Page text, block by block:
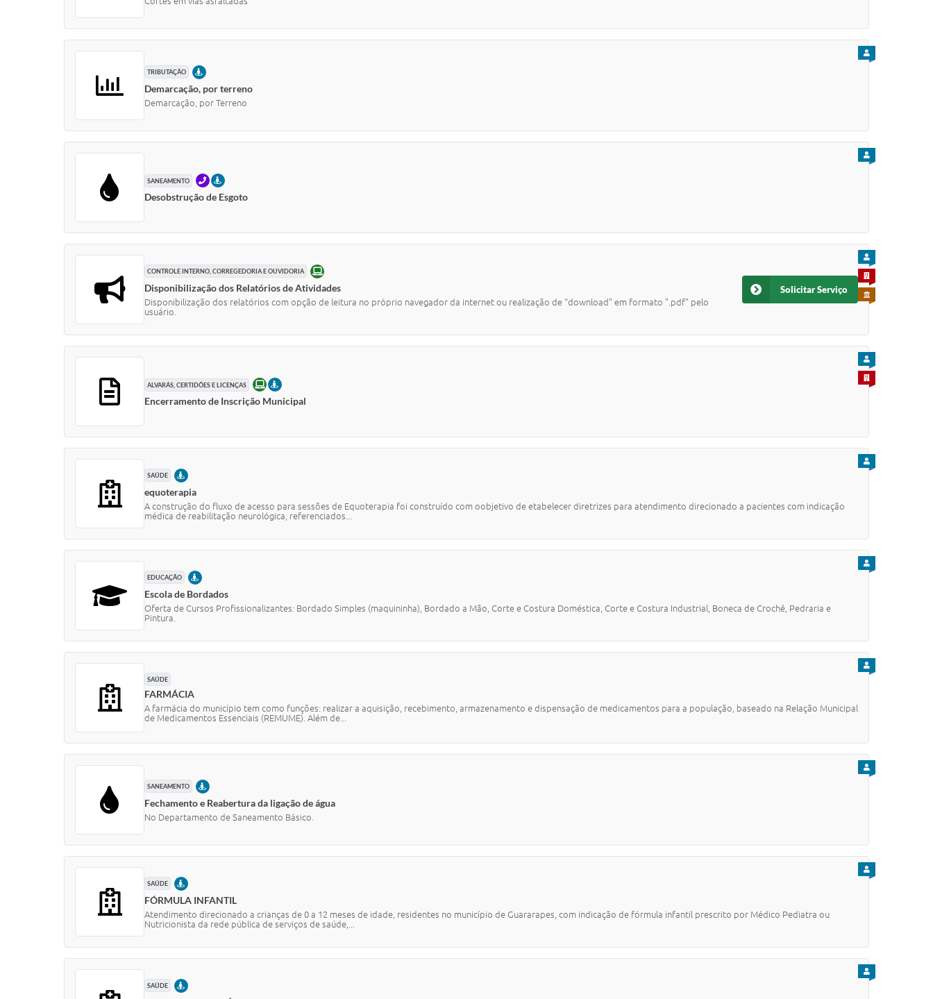
TRIBUTAÇÃO PRESENCIAL
Demarcação, por terreno
Demarcação, por Terreno
PARA CIDADÃO
SANEAMENTO TELEFONEPRESENCIAL
Desobstrução de Esgoto
PARA CIDADÃO
CONTROLE INTERNO, CORREGEDORIA E OUVIDORIA ONLINE
Disponibilização dos Relatórios de Atividades
Disponibilização dos relatórios com opção de leitura no próprio navegador da internet ou realização de “download” em formato ".pdf" pelo
usuário.
PARA CIDADÃO
PARA EMPRESA
PARA SERVIDOR
Solicitar Serviço
ALVARÁS, CERTIDÕES E LICENÇAS ONLINEPRESENCIAL
Encerramento de Inscrição Municipal
PARA CIDADÃO
PARA EMPRESA
SAÚDE PRESENCIAL
equoterapia
A construção do fluxo de acesso para sessões de Equoterapia foi construído com oobjetivo de etabelecer diretrizes para atendimento direcionado a pacientes com indicação
médica de reabilitação neurológica, referenciados...
PARA CIDADÃO
EDUCAÇÃO PRESENCIAL
Escola de Bordados
Oferta de Cursos Profissionalizantes: Bordado Simples (maquininha), Bordado a Mão, Corte e Costura Doméstica, Corte e Costura Industrial, Boneca de Crochê, Pedraria e
Pintura.
PARA CIDADÃO
SAÚDE
FARMÁCIA
A farmácia do município tem como funções: realizar a aquisição, recebimento, armazenamento e dispensação de medicamentos para a população, baseado na Relação Municipal
de Medicamentos Essenciais (REMUME). Além de...
PARA CIDADÃO
SANEAMENTO PRESENCIAL
Fechamento e Reabertura da ligação de água
No Departamento de Saneamento Básico.
PARA CIDADÃO
SAÚDE PRESENCIAL
FÓRMULA INFANTIL
Atendimento direcionado a crianças de 0 a 12 meses de idade, residentes no município de Guararapes, com indicação de fórmula infantil prescrito por Médico Pediatra ou
Nutricionista da rede pública de serviços de saúde,...
PARA CIDADÃO
SAÚDE PRESENCIAL
PARA CIDADÃO